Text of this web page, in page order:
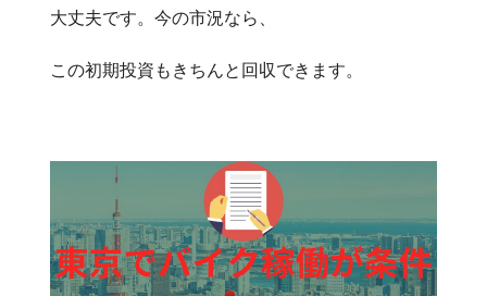
大丈夫です。今の市況なら、
この初期投資もきちんと回収できます。